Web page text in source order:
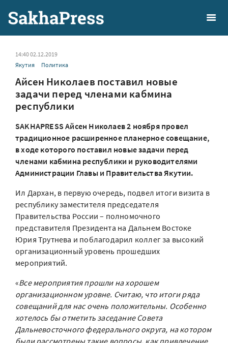
14:40 02.12.2019
Якутия
Политика
Айсен Николаев поставил новые
задачи перед членами кабмина
республики
SAKHAPRESS Айсен Николаев 2 ноября провел
традиционное расширенное планерное совещание,
в ходе которого поставил новые задачи перед
членами кабмина республики и руководителями
Администрации Главы и Правительства Якутии.
Ил Дархан, в первую очередь, подвел итоги визита в
республику заместителя председателя
Правительства России – полномочного
представителя Президента на Дальнем Востоке
Юрия Трутнева и поблагодарил коллег за высокий
организационный уровень прошедших
мероприятий.
«Все мероприятия прошли на хорошем
организационном уровне. Считаю, что итоги ряда
совещаний для нас очень положительны. Особенно
хотелось бы отметить заседание Совета
Дальневосточного федерального округа, на котором
были рассмотрены такие вопросы, как привлечение